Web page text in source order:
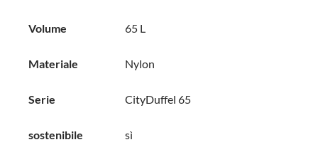
Volume 65 L
Materiale Nylon
Serie CityDuffel 65
sostenibile sì